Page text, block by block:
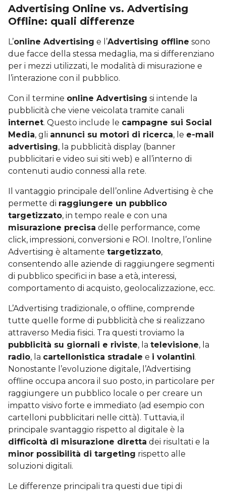
Advertising Online vs. Advertising
Offline: quali differenze
L’online Advertising e l’Advertising offline sono
due facce della stessa medaglia, ma si differenziano
per i mezzi utilizzati, le modalità di misurazione e
l’interazione con il pubblico.
Con il termine online Advertising si intende la
pubblicità che viene veicolata tramite canali
internet. Questo include le campagne sui Social
Media, gli annunci su motori di ricerca, le e-mail
advertising, la pubblicità display (banner
pubblicitari e video sui siti web) e all’interno di
contenuti audio connessi alla rete.
Il vantaggio principale dell’online Advertising è che
permette di raggiungere un pubblico
targetizzato, in tempo reale e con una
misurazione precisa delle performance, come
click, impressioni, conversioni e ROI. Inoltre, l’online
Advertising è altamente targetizzato,
consentendo alle aziende di raggiungere segmenti
di pubblico specifici in base a età, interessi,
comportamento di acquisto, geolocalizzazione, ecc.
L’Advertising tradizionale, o offline, comprende
tutte quelle forme di pubblicità che si realizzano
attraverso Media fisici. Tra questi troviamo la
pubblicità su giornali e riviste, la televisione, la
radio, la cartellonistica stradale e i volantini.
Nonostante l’evoluzione digitale, l’Advertising
offline occupa ancora il suo posto, in particolare per
raggiungere un pubblico locale o per creare un
impatto visivo forte e immediato (ad esempio con
cartelloni pubblicitari nelle città). Tuttavia, il
principale svantaggio rispetto al digitale è la
difficoltà di misurazione diretta dei risultati e la
minor possibilità di targeting rispetto alle
soluzioni digitali.
Le differenze principali tra questi due tipi di